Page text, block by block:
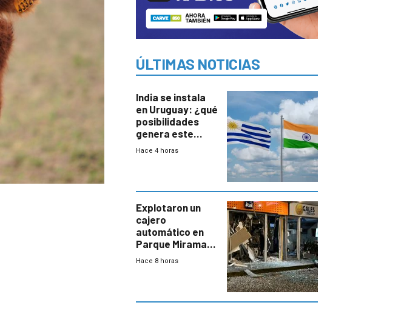
ÚLTIMAS NOTICIAS
India se instala
en Uruguay: ¿qué
posibilidades
genera este
vínculo
Hace 4 horas
Explotaron un
cajero
automático en
Parque Miramar;
hay 3 detenidos
Hace 8 horas